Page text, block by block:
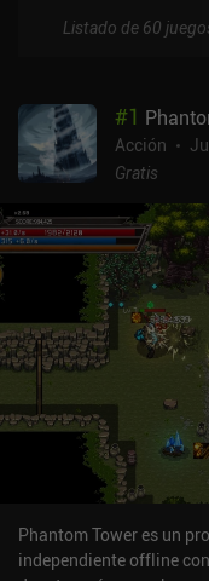
Listado de 60
#1
Acción
Gratis
Phantom Tower es un
independiente offline